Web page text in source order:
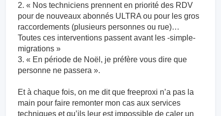
2. « Nos techniciens prennent en priorité des RDV
pour de nouveaux abonnés ULTRA ou pour les gros
raccordements (plusieurs personnes ou rue)…
Toutes ces interventions passent avant les -simple-
migrations »
3. « En période de Noël, je préfère vous dire que
personne ne passera ».
Et à chaque fois, on me dit que freeproxi n’a pas la
main pour faire remonter mon cas aux services
techniques et qu’ils leur est impossible de caler un